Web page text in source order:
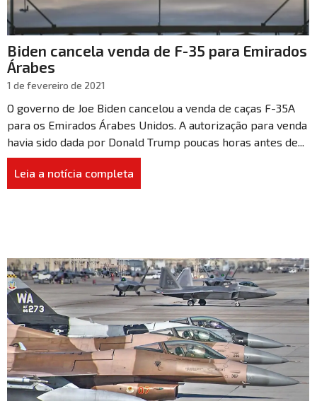
Biden cancela venda de F-35 para Emirados
Árabes
1 de fevereiro de 2021
O governo de Joe Biden cancelou a venda de caças F-35A
para os Emirados Árabes Unidos. A autorização para venda
havia sido dada por Donald Trump poucas horas antes de...
Leia a notícia completa